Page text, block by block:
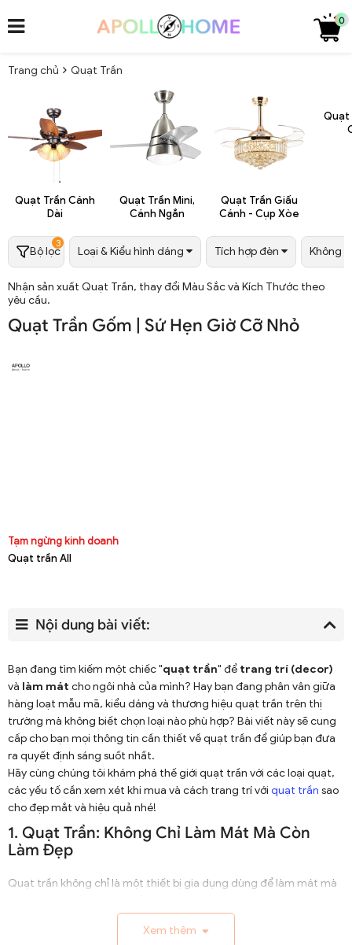
0
Trang chủ Quạt Trần
Quạt Trần Cánh
Dài
Quạt Trần Mini,
Cánh Ngắn
Quạt Trần Giấu
Cánh - Cụp Xòe
Quạt
Bộ lọc
3
Loại & Kiểu hình dáng Tích hợp đèn Không
Nhận sản xuất Quạt Trần, thay đổi Màu Sắc và Kích Thước theo
yêu cầu.
Quạt Trần Gốm | Sứ Hẹn Giờ Cỡ Nhỏ
Tạm ngừng kinh doanh
Quạt trần All
Nội dung bài viết:
Bạn đang tìm kiếm một chiếc "quạt trần" để trang trí (decor)
và làm mát cho ngôi nhà của mình? Hay bạn đang phân vân giữa
hàng loạt mẫu mã, kiểu dáng và thương hiệu quạt trần trên thị
trường mà không biết chọn loại nào phù hợp? Bài viết này sẽ cung
cấp cho bạn mọi thông tin cần thiết về quạt trần để giúp bạn đưa
ra quyết định sáng suốt nhất.
Hãy cùng chúng tôi khám phá thế giới quạt trần với các loại quạt,
các yếu tố cần xem xét khi mua và cách trang trí với quạt trần sao
cho đẹp mắt và hiệu quả nhé!
1. Quạt Trần: Không Chỉ Làm Mát Mà Còn
Làm Đẹp
Quạt trần không chỉ là một thiết bị gia dụng dùng để làm mát mà
cửa. Với thiết kế đa dạng và phong phú, quạt trần có thể biến
chiếc trần nhà trở nên sinh động và nổi bật hơn.
Xem thêm